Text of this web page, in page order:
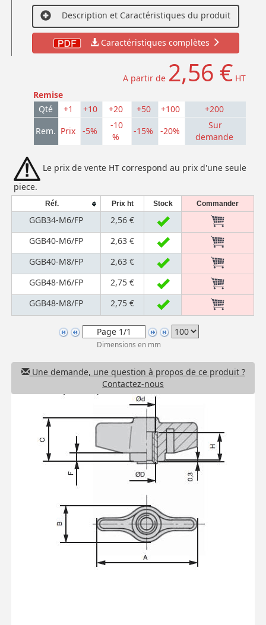
Description et Caractéristiques du produit
Caractéristiques complètes
A partir de 2,56 € HT
Remise
Qté
+1 +10 +20 +50 +100
+200
Rem. Prix -5%
-10
%
-15% -20%
Sur
demande
Le prix de vente HT correspond au prix d'une seule
piece.
Réf. Prix ht Stock Commander
GGB34-M6/FP
2,56 €
GGB40-M6/FP
2,63 €
GGB40-M8/FP
2,63 €
GGB48-M6/FP
2,75 €
GGB48-M8/FP
2,75 €
Dimensions en mm
Une demande, une question à propos de ce produit ?
Contactez-nous